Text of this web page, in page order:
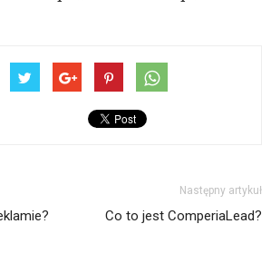
Następny artykuł
Co to jest ComperiaLead?